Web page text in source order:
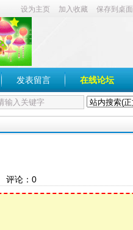
设为主页 加入收藏 保存到桌面
发表留言 在线论坛
评论： 0